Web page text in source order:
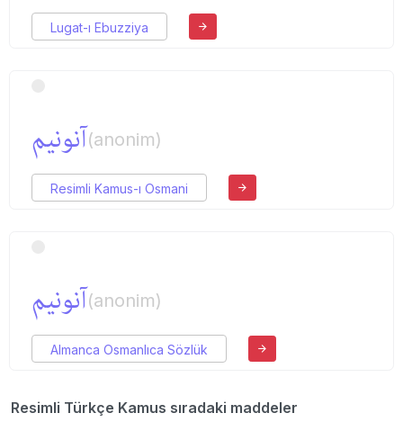
Lugat-ı Ebuzziya
آنونیم(anonim)
Resimli Kamus-ı Osmani
آنونیم(anonim)
Almanca Osmanlıca Sözlük
Resimli Türkçe Kamus sıradaki maddeler